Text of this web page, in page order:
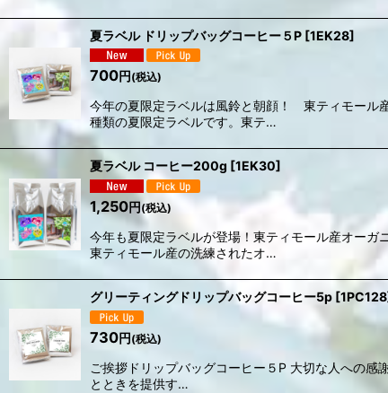
夏ラベル ドリップバッグコーヒー５P [1EK28]
700円 (税込)
今年の夏限定ラベルは風鈴と朝顔！ 東ティモール
種類の夏限定ラベルです。東テ…
夏ラベル コーヒー200g [1EK30]
1,250円(税込)
今年も夏限定ラベルが登場！東ティモール産オーガ
東ティモール産の洗練されたオ…
グリーティングドリップバッグコーヒー5p [1PC128
730円 (税込)
ご挨拶ドリップバッグコーヒー５P 大切な人への
とときを提供す…